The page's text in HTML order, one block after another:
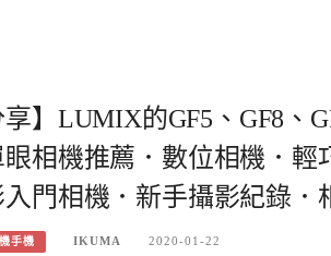
享】LUMIX的GF5、GF8、
相機推薦．數位相機．輕
門相機．新手攝影紀錄．
手機 IKUMA 2020-01-22